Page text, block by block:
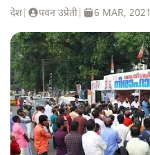
देश पवन उप्रेती 6 MAR, 2021